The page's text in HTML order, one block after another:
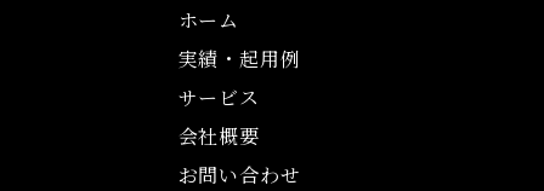
ホーム
実績・起用例
サービス
会社概要
お問い合わせ